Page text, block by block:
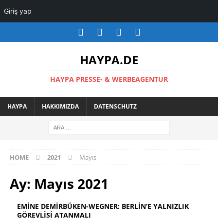
HAYPA.DE
HAYPA PRESSE- & WERBEAGENTUR
HAYPA HAKKIMIZDA DATENSCHUTZ
HOME 2021 Mayıs
Ay: Mayıs 2021
EMİNE DEMİRBÜKEN-WEGNER: BERLİN’E YALNIZLIK
GÖREVLİSİ ATANMALI
Giriş yap